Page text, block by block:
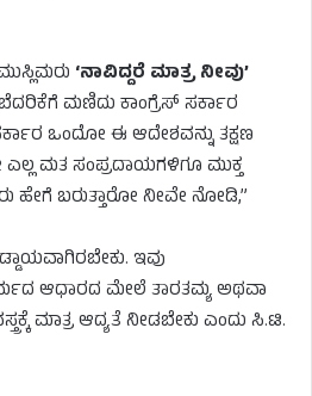
‘ನಾವಿದ್ದರೆ ಮಾತ್ರ ನೀವು’
ಮಣಿದು ಕಾಂಗ್ರೆಸ್ ಸರ್ಕಾರ
ಒಂದೋ ಈ ಆದೇಶವನ್ನು ತಕ್ಷಣ
ಮತ ಸಂಪ್ರದಾಯಗಳಿಗೂ ಮುಕ್ತ
ಹೇಗೆ ಬರುತ್ತಾರೋ ನೀವೇ ನೋಡಿ,”
ಇವು
ಆಧಾರದ ಮೇಲೆ ತಾರತಮ್ಯ ಅಥವಾ
ಮಾತ್ರ ಆದ್ಯತೆ ನೀಡಬೇಕು ಎಂದು ಸಿ.ಟಿ.